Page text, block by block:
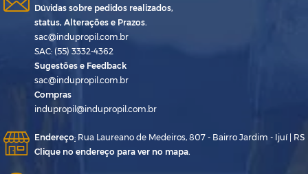
Dúvidas sobre pedidos realizados,
status, Alterações e Prazos.
sac@indupropil.com.br
SAC: (55) 3332-4362
Sugestões e Feedback
sac@indupropil.com.br
Compras
indupropil@indupropil.com.br
Endereço: Rua Laureano de Medeiros, 807 - Bairro Jardim - Ijuí | RS
Clique no endereço para ver no mapa.